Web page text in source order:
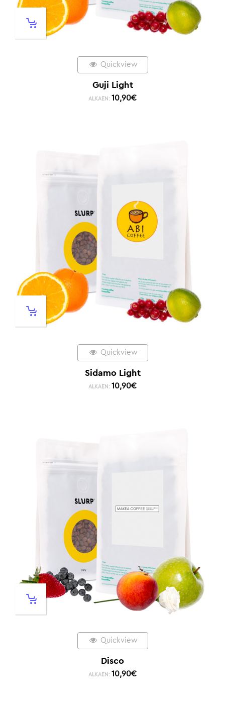
Quickview
Guji Light
ALKAEN: 10,90€
Quickview
Sidamo Light
ALKAEN: 10,90€
Quickview
Disco
ALKAEN: 10,90€